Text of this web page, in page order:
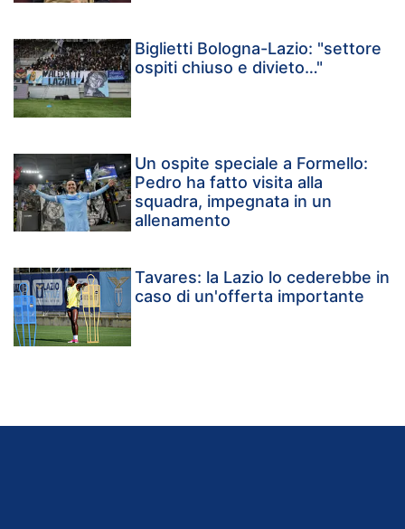
Biglietti Bologna-Lazio: "settore
ospiti chiuso e divieto…"
Un ospite speciale a Formello:
Pedro ha fatto visita alla
squadra, impegnata in un
allenamento
Tavares: la Lazio lo cederebbe in
caso di un'offerta importante